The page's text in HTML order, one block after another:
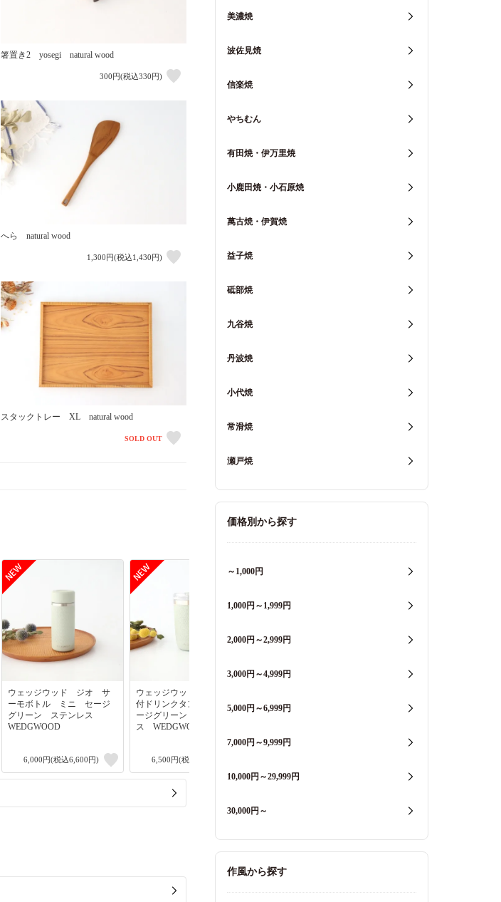
箸置き2 yosegi natural wood
300円(税込330円)
へら natural wood
1,300円(税込1,430円)
スタックトレー XL natural wood
SOLD OUT
ウェッジウッド ジオ サ
ーモボトル ミニ セージ
グリーン ステンレス
WEDGWOOD
6,000円(税込6,600円)
ウェッジウッド ジオ 蓋
付ドリンクタンブラー セ
ージグリーン ステンレ
ス WEDGWOOD
6,500円(税込7,150円)
付ドリンクタンブラー チ
ャコール ステンレス
付ドリンクタンブラー ミ
ンク ステンレス
美濃焼
波佐見焼
信楽焼
やちむん
有田焼・伊万里焼
小鹿田焼・小石原焼
萬古焼・伊賀焼
益子焼
砥部焼
九谷焼
丹波焼
小代焼
常滑焼
瀬戸焼
価格別から探す
～1,000円
1,000円～1,999円
2,000円～2,999円
3,000円～4,999円
5,000円～6,999円
7,000円～9,999円
10,000円～29,999円
30,000円～
作風から探す